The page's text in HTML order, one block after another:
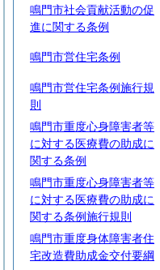
鳴門市社会貢献活動の促
進に関する条例
鳴門市営住宅条例
鳴門市営住宅条例施行規
則
鳴門市重度心身障害者等
に対する医療費の助成に
関する条例
鳴門市重度心身障害者等
に対する医療費の助成に
関する条例施行規則
鳴門市重度身体障害者住
宅改造費助成金交付要綱